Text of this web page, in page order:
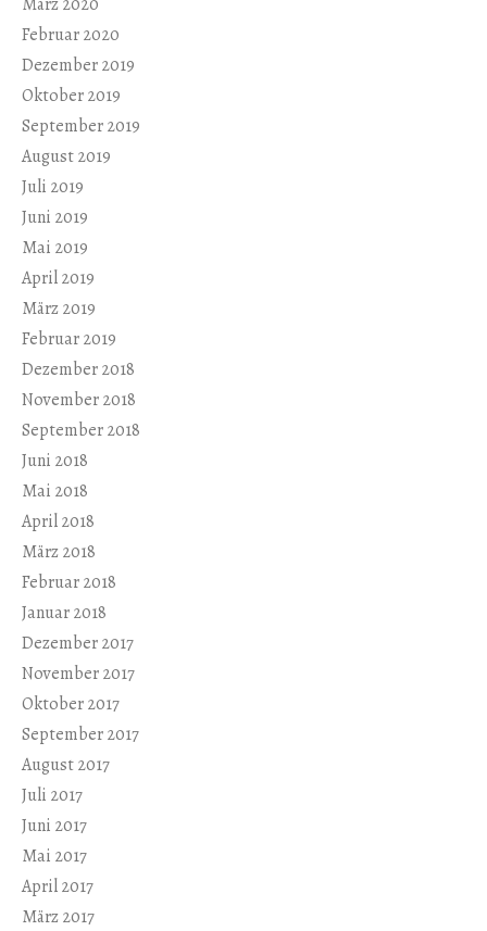
Februar 2020
Dezember 2019
Oktober 2019
September 2019
August 2019
Juli 2019
Juni 2019
Mai 2019
April 2019
März 2019
Februar 2019
Dezember 2018
November 2018
September 2018
Juni 2018
Mai 2018
April 2018
März 2018
Februar 2018
Januar 2018
Dezember 2017
November 2017
Oktober 2017
September 2017
August 2017
Juli 2017
Juni 2017
Mai 2017
April 2017
März 2017